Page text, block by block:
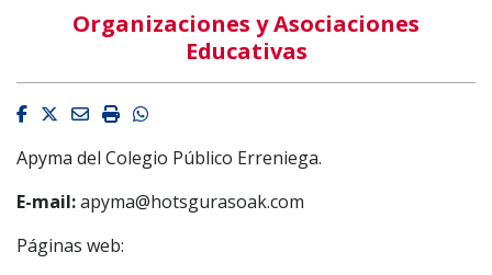
Organizaciones y Asociaciones
Educativas
Facebook
Twitter
EmailImprimirWhatsapp
Apyma del Colegio Público Erreniega.
E-mail:apyma@hotsgurasoak.com
Páginas web: